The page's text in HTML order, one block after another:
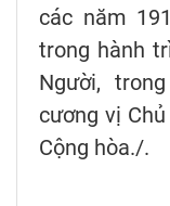
các năm
trong hành
Người,
cương vị
Cộng hòa./.